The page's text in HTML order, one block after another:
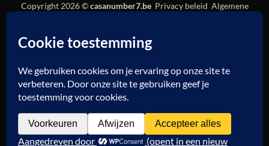
Copyright 2026 ©casanumber7.be Privacy beleid Algemene